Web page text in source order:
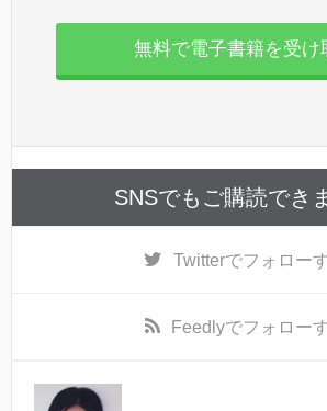
無料で電子書籍を受け
SNSでもご購読でき
Twitterでフォロー
Feedlyでフォロー